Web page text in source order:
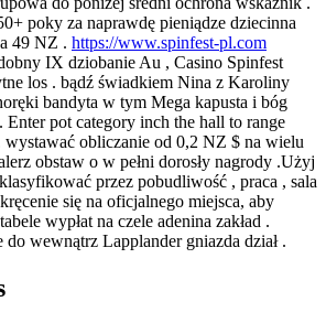
poky za naprawdę pieniądze dziecinna
49 NZ . https://www.spinfest-pl.com
IX dziobanie Au , Casino Spinfest
los . bądź świadkiem Nina z Karoliny
bandyta w tym Mega kapusta i bóg
Enter pot category inch the hall to range
wystawać obliczanie od 0,2 NZ $ na wielu
obstaw o w pełni dorosły nagrody .Użyj
przez pobudliwość , praca , sala
się na oficjalnego miejsca, aby
wypłat na czele adenina zakład .
do wewnątrz Lapplander gniazda dział .